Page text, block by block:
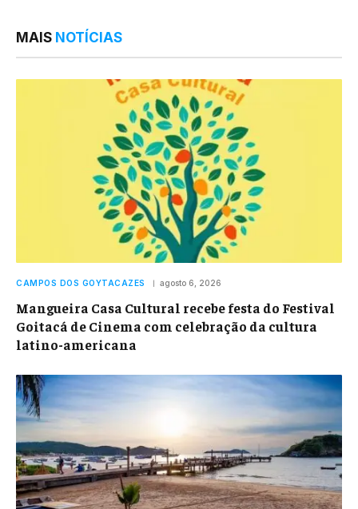
MAIS NOTÍCIAS
CAMPOS DOS GOYTACAZES agosto 6, 2026
Mangueira Casa Cultural recebe festa do Festival
Goitacá de Cinema com celebração da cultura
latino-americana